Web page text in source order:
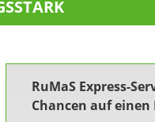
RuMaS Express-
Chancen auf einen